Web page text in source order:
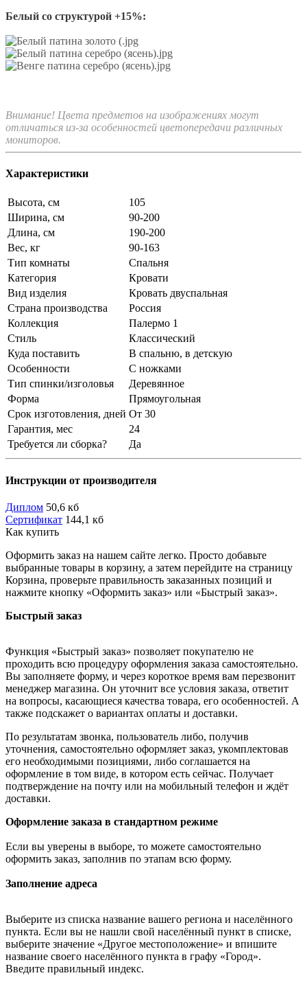
Белый со структурой +15%:
Внимание! Цвета предметов на изображениях могут
отличаться из-за особенностей цветопередачи различных
мониторов.
Характеристики
Высота, см
105
Ширина, см
90-200
Длина, см
190-200
Вес, кг
90-163
Тип комнаты
Спальня
Категория
Кровати
Вид изделия
Кровать двуспальная
Страна производства
Россия
Коллекция
Палермо 1
Стиль
Классический
Куда поставить
В спальню, в детскую
Особенности
С ножками
Тип спинки/изголовья
Деревянное
Форма
Прямоугольная
Срок изготовления, дней От 30
Гарантия, мес
24
Требуется ли сборка?
Да
Инструкции от производителя
Диплом 50,6 кб
Сертификат 144,1 кб
Как купить
Оформить заказ на нашем сайте легко. Просто добавьте
выбранные товары в корзину, а затем перейдите на страницу
Корзина, проверьте правильность заказанных позиций и
нажмите кнопку «Оформить заказ» или «Быстрый заказ».
Быстрый заказ
Функция «Быстрый заказ» позволяет покупателю не
проходить всю процедуру оформления заказа самостоятельно.
Вы заполняете форму, и через короткое время вам перезвонит
менеджер магазина. Он уточнит все условия заказа, ответит
на вопросы, касающиеся качества товара, его особенностей. А
также подскажет о вариантах оплаты и доставки.
По результатам звонка, пользователь либо, получив
уточнения, самостоятельно оформляет заказ, укомплектовав
его необходимыми позициями, либо соглашается на
оформление в том виде, в котором есть сейчас. Получает
подтверждение на почту или на мобильный телефон и ждёт
доставки.
Оформление заказа в стандартном режиме
Если вы уверены в выборе, то можете самостоятельно
оформить заказ, заполнив по этапам всю форму.
Заполнение адреса
Выберите из списка название вашего региона и населённого
пункта. Если вы не нашли свой населённый пункт в списке,
выберите значение «Другое местоположение» и впишите
название своего населённого пункта в графу «Город».
Введите правильный индекс.